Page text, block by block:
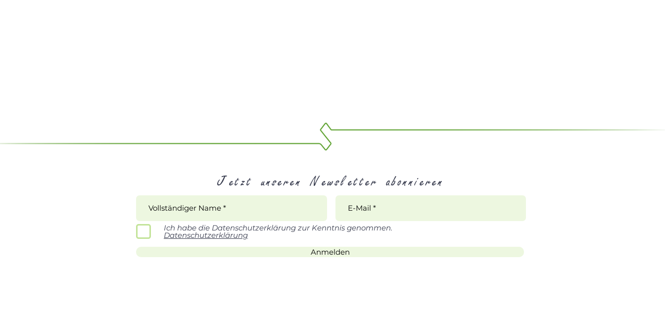
Jetzt unseren Newsletter abonnieren
Ich habe die Datenschutzerklärung zur Kenntnis genommen.
Datenschutzerklärung
Anmelden